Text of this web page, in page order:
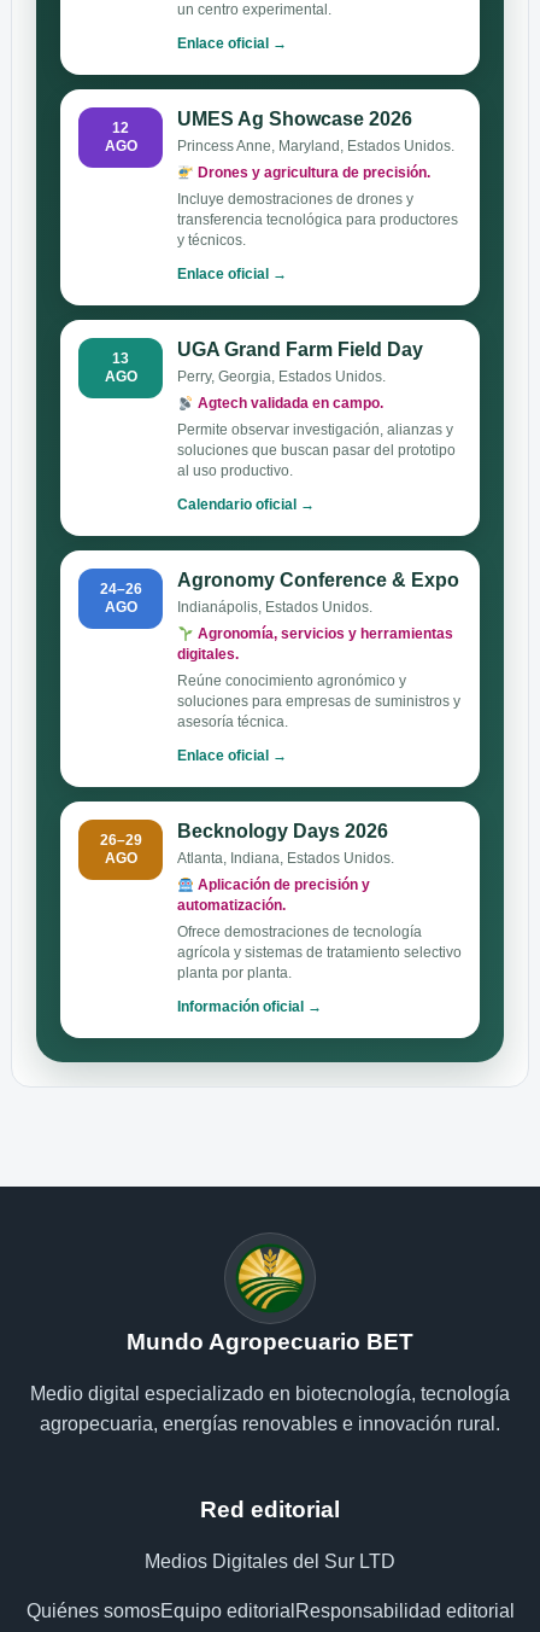
un centro experimental.
Enlace oficial →
12
AGO
UMES Ag Showcase 2026
Princess Anne, Maryland, Estados Unidos.
Drones y agricultura de precisión.
Incluye demostraciones de drones y
transferencia tecnológica para productores
y técnicos.
Enlace oficial →
13
AGO
UGA Grand Farm Field Day
Perry, Georgia, Estados Unidos.
Agtech validada en campo.
Permite observar investigación, alianzas y
soluciones que buscan pasar del prototipo
al uso productivo.
Calendario oficial →
24–26
AGO
Agronomy Conference & Expo
Indianápolis, Estados Unidos.
Agronomía, servicios y herramientas
digitales.
Reúne conocimiento agronómico y
soluciones para empresas de suministros y
asesoría técnica.
Enlace oficial →
26–29
AGO
Becknology Days 2026
Atlanta, Indiana, Estados Unidos.
Aplicación de precisión y
automatización.
Ofrece demostraciones de tecnología
agrícola y sistemas de tratamiento selectivo
planta por planta.
Información oficial →
Mundo Agropecuario BET
Medio digital especializado en biotecnología, tecnología
agropecuaria, energías renovables e innovación rural.
Red editorial
Medios Digitales del Sur LTD
Quiénes somosEquipo editorial Responsabilidad editorial